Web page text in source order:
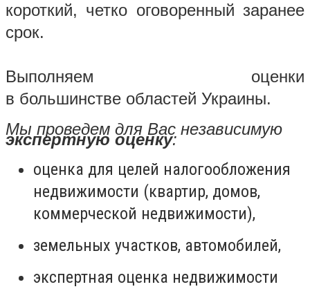
короткий, четко оговоренный заранее
срок.
Выполняем оценки
в большинстве областей Украины.
Мы проведем для Вас независимую
экспертную оценку:
оценка для целей налогообложения
недвижимости (квартир, домов,
коммерческой недвижимости),
земельных участков, автомобилей,
экспертная оценка недвижимости